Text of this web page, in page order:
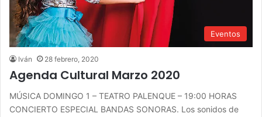
Eventos
Iván 28 febrero, 2020
Agenda Cultural Marzo 2020
MÚSICA DOMINGO 1 – TEATRO PALENQUE – 19:00 HORAS
CONCIERTO ESPECIAL BANDAS SONORAS. Los sonidos de